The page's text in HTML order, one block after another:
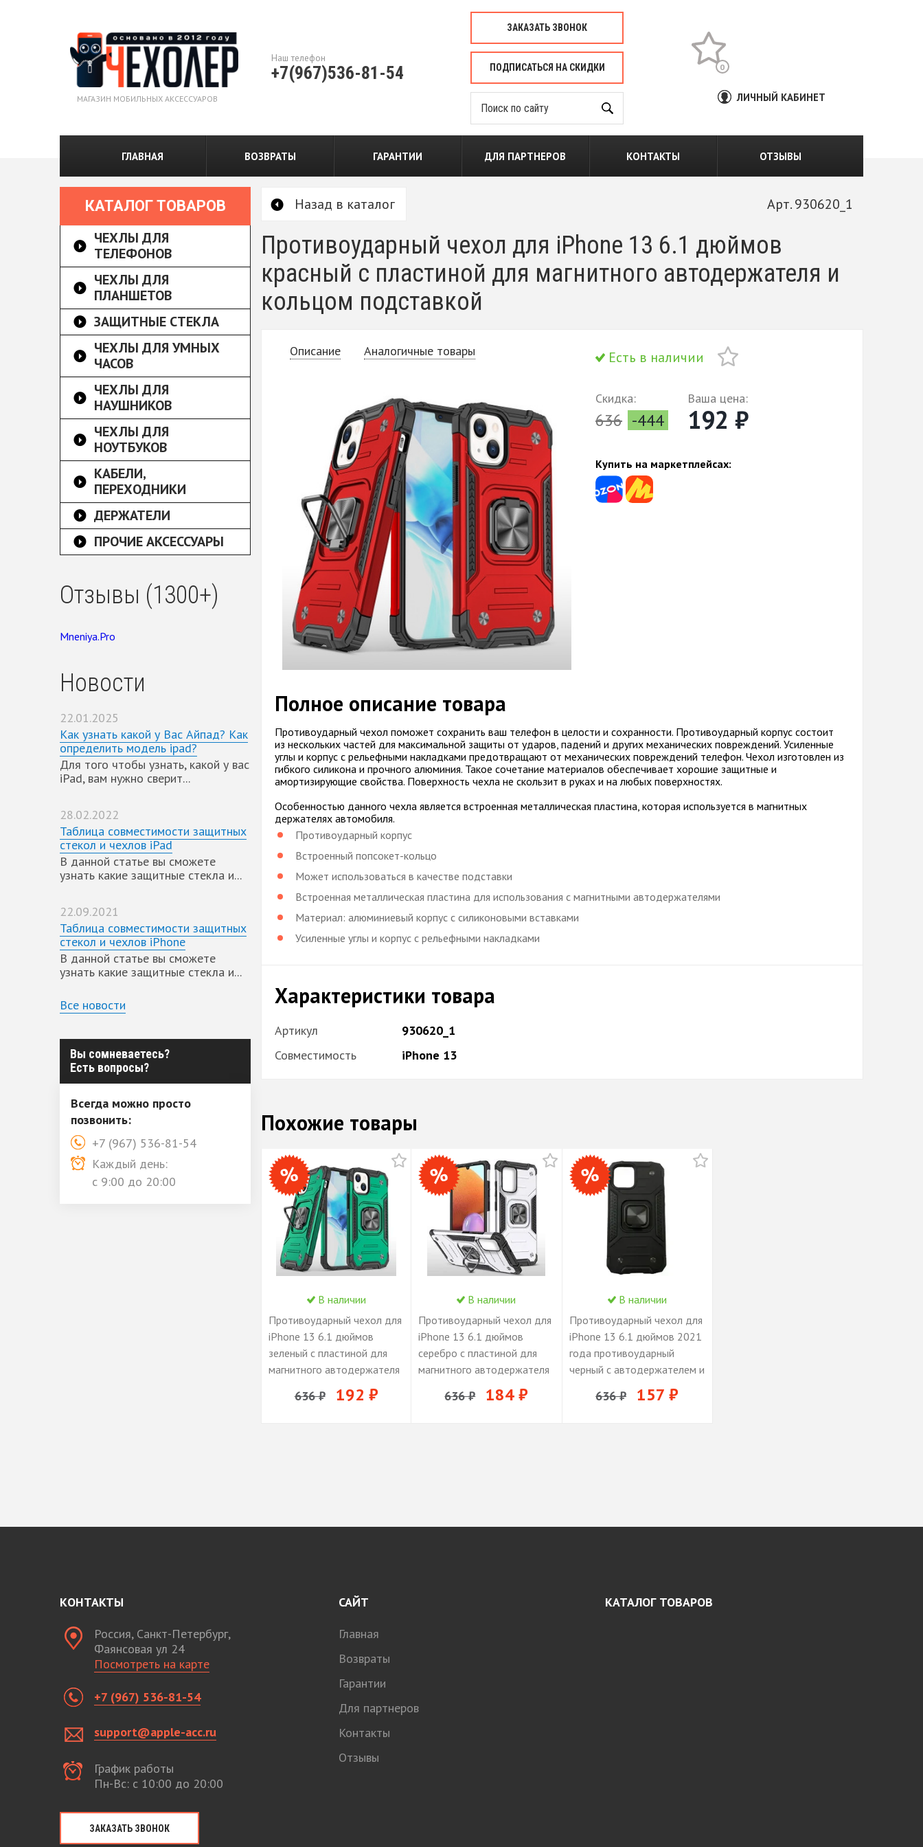
МАГАЗИН МОБИЛЬНЫХ АКСЕССУАРОВ
Наш телефон
+7(967)536-81-54
ЗАКАЗАТЬ ЗВОНОК
ПОДПИСАТЬСЯ НА СКИДКИ 0
ЛИЧНЫЙ КАБИНЕТ
ГЛАВНАЯ ВОЗВРАТЫ ГАРАНТИИ ДЛЯ ПАРТНЕРОВ КОНТАКТЫ ОТЗЫВЫ
КАТАЛОГ ТОВАРОВ
ЧЕХЛЫ ДЛЯ
ТЕЛЕФОНОВ
ЧЕХЛЫ ДЛЯ
ПЛАНШЕТОВ
ЗАЩИТНЫЕ СТЕКЛА
ЧЕХЛЫ ДЛЯ УМНЫХ
ЧАСОВ
ЧЕХЛЫ ДЛЯ
НАУШНИКОВ
ЧЕХЛЫ ДЛЯ
НОУТБУКОВ
КАБЕЛИ,
ПЕРЕХОДНИКИ
ДЕРЖАТЕЛИ
ПРОЧИЕ АКСЕССУАРЫ
Отзывы (1300+)
Mneniya.Pro
Новости
22.01.2025
Как узнать какой у Вас Айпад? Как
определить модель ipad?
Для того чтобы узнать, какой у вас
iPad, вам нужно сверит...
28.02.2022
Таблица совместимости защитных
стекол и чехлов iPad
В данной статье вы сможете
узнать какие защитные стекла и...
22.09.2021
Таблица совместимости защитных
стекол и чехлов iPhone
В данной статье вы сможете
узнать какие защитные стекла и...
Все новости
Вы сомневаетесь?
Есть вопросы?
Всегда можно просто
позвонить:
+7 (967) 536-81-54
Каждый день:
с 9:00 до 20:00
Назад в каталог Арт. 930620_1
Противоударный чехол для iPhone 13 6.1 дюймов
красный с пластиной для магнитного автодержателя и
кольцом подставкой
Описание Аналогичные товары Есть в наличии
Скидка:
636 -444
Ваша цена:
192 ₽
Купить на маркетплейсах:
Полное описание товара
Противоударный чехол поможет сохранить ваш телефон в целости и сохранности. Противоударный корпус состоит
из нескольких частей для максимальной защиты от ударов, падений и других механических повреждений. Усиленные
углы и корпус с рельефными накладками предотвращают от механических повреждений телефон. Чехол изготовлен из
гибкого силикона и прочного алюминия. Такое сочетание материалов обеспечивает хорошие защитные и
амортизирующие свойства. Поверхность чехла не скользит в руках и на любых поверхностях.
Особенностью данного чехла является встроенная металлическая пластина, которая используется в магнитных
держателях автомобиля.
Противоударный корпус
Встроенный попсокет-кольцо
Может использоваться в качестве подставки
Встроенная металлическая пластина для использования с магнитными автодержателями
Материал: алюминиевый корпус с силиконовыми вставками
Усиленные углы и корпус с рельефными накладками
Характеристики товара
Артикул
930620_1
Совместимость
iPhone 13
Похожие товары
В наличии
Противоударный чехол для
iPhone 13 6.1 дюймов
зеленый с пластиной для
магнитного автодержателя
и кольцом подставкой
636 ₽ 192 ₽
В наличии
Противоударный чехол для
iPhone 13 6.1 дюймов
серебро с пластиной для
магнитного автодержателя
и кольцом подставкой /
чехол для айфон 13
636 ₽ 184 ₽
В наличии
Противоударный чехол для
iPhone 13 6.1 дюймов 2021
года противоударный
черный с автодержателем и
кольцом подставкой /
чехол накладка для
636 ₽ 157 ₽
КОНТАКТЫ
Россия, Санкт-Петербург,
Фаянсовая ул 24
Посмотреть на карте
+7 (967) 536-81-54
support@apple-acc.ru
График работы
Пн-Вс: с 10:00 до 20:00
ЗАКАЗАТЬ ЗВОНОК
САЙТ
Главная
Возвраты
Гарантии
Для партнеров
Контакты
Отзывы
КАТАЛОГ ТОВАРОВ